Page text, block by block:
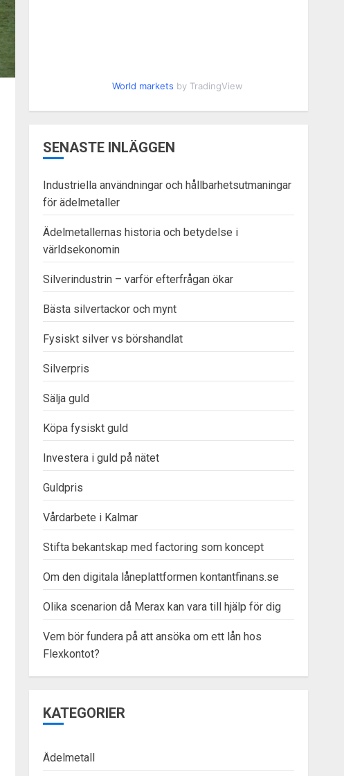
World markets by TradingView
SENASTE INLÄGGEN
Industriella användningar och hållbarhetsutmaningar
för ädelmetaller
Ädelmetallernas historia och betydelse i
världsekonomin
Silverindustrin – varför efterfrågan ökar
Bästa silvertackor och mynt
Fysiskt silver vs börshandlat
Silverpris
Sälja guld
Köpa fysiskt guld
Investera i guld på nätet
Guldpris
Vårdarbete i Kalmar
Stifta bekantskap med factoring som koncept
Om den digitala låneplattformen kontantfinans.se
Olika scenarion då Merax kan vara till hjälp för dig
Vem bör fundera på att ansöka om ett lån hos
Flexkontot?
KATEGORIER
Ädelmetall